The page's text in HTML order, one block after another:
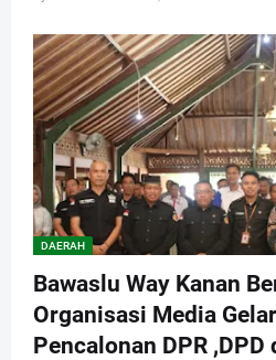
DAERAH
Bawaslu Way Kanan
Organisasi Media
Pencalonan DPR ,DPD